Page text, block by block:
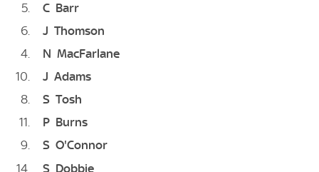
5
C Barr
6
J Thomson
4
N MacFarlane
10
J Adams
8
S Tosh
11
P Burns
9
S O'Connor
14
S Dobbie